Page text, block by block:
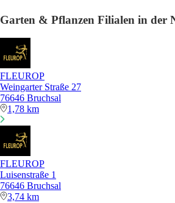
Garten & Pflanzen Filialen in der
FLEUROP
Weingarter Straße 27
76646 Bruchsal
1,78 km
FLEUROP
Luisenstraße 1
76646 Bruchsal
3,74 km